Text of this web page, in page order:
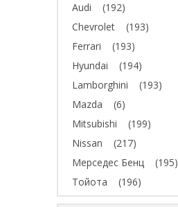
Audi
(192)
Chevrolet
(193)
Ferrari
(193)
Hyundai
(194)
Lamborghini
(193)
Mazda
(6)
Mitsubishi
(199)
Nissan
(217)
Мерседес Бенц
(195)
Тойота
(196)